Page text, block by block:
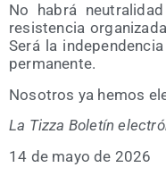
No habrá
resis­ten­cia
Será la
permanente.
Noso­tros ya hemos
La Tiz­za Bole­tín
14 de mayo de 2026